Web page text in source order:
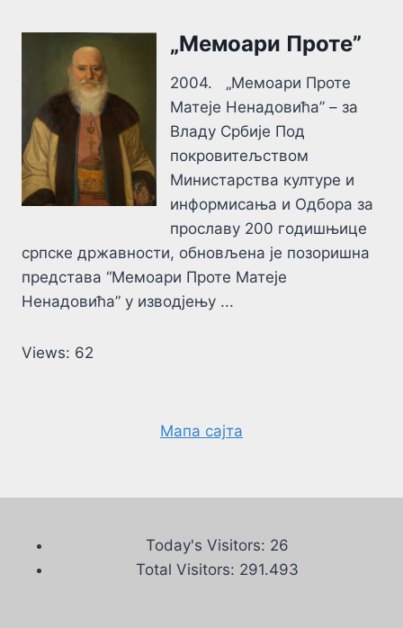
„Мемоари Проте”
2004. „Мемоари Проте
Матеје Ненадовића” – за
Владу Србије Под
покровитељством
Министарства културе и
информисања и Одбора за
прославу 200 годишњице
српске државности, обновљена је позоришна
представа “Мемоари Проте Матеје
Ненадовића” у изводјењу ...
Views: 62
Мапа сајта
Today's Visitors: 26
Total Visitors: 291.493